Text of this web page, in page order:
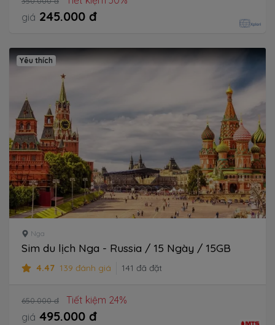
giá 245.000 đ
Yêu thích
Nga
Sim du lịch Nga - Russia / 15 Ngày / 15GB
4.47 139 đánh giá 141 đã đặt
650.000 đ
Tiết kiệm 24%
giá 495.000 đ